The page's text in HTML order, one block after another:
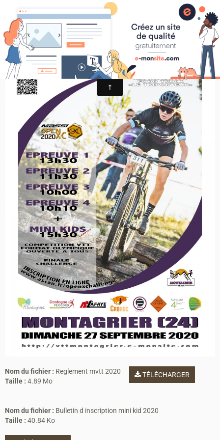
MONTAGRIER VTT-TRAIL
association montagrier sports loisirs
MASSI OPEN XC MONTAGRIER 2020
Nom du fichier : Reglement mvtt 2020
Taille : 4.89 Mo
TÉLÉCHARGER
Nom du fichier : Bulletin d inscription mini kid 2020
Taille : 40.84 Ko